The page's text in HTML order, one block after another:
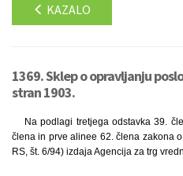
KAZALO
1369. Sklep o opravljanju
stran 1903.
Na podlagi tretjega odstavka 39.
člena in prve alinee 62. člena zakona
RS, št. 6/94) izdaja Agencija za trg